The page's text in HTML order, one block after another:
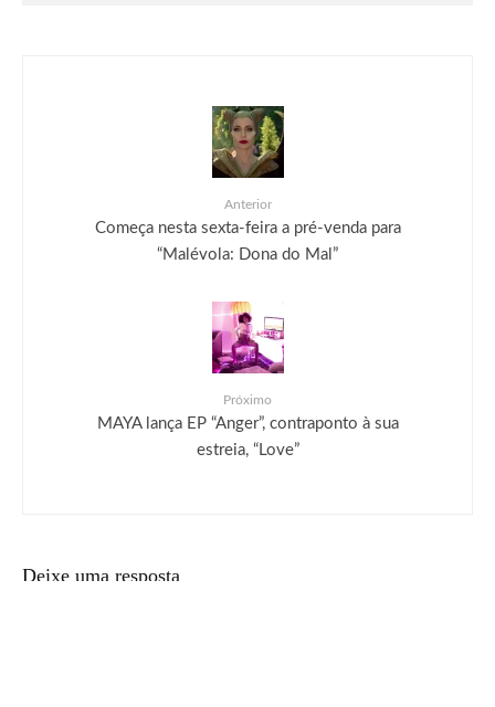
Anterior
Começa nesta sexta-feira a pré-venda para
“Malévola: Dona do Mal”
Próximo
MAYA lança EP “Anger”, contraponto à sua
estreia, “Love”
Deixe uma resposta